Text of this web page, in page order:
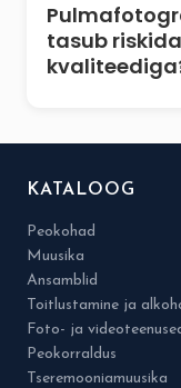
tasub
KATALOOG
Peokohad
Muusika
Ansamblid
Toitlustamine ja
Foto- ja
Peokorraldus
Tseremooniamuusika